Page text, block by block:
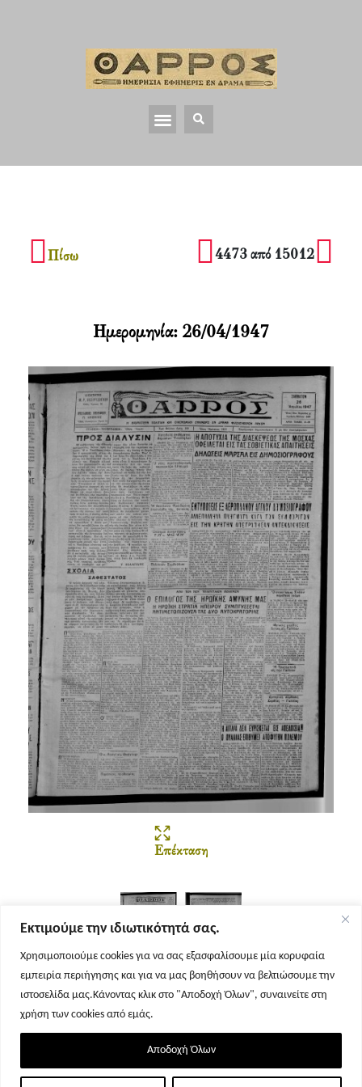
Εκτιμούμε την ιδιωτικότητά σας.
Χρησιμοποιούμε cookies για να σας εξασφαλίσουμε μία κορυφαία
εμπειρία περιήγησης και για να μας βοηθήσουν να βελτιώσουμε την
ιστοσελίδα μας.Κάνοντας κλικ στο "Αποδοχή Όλων", συναινείτε στη
χρήση των cookies από εμάς.
Αποδοχή Όλων
Πίσω 4473 από 15012
Επέκταση
Σελίδα 1 Σελίδα 2
Ημερομηνία: 26/04/1947